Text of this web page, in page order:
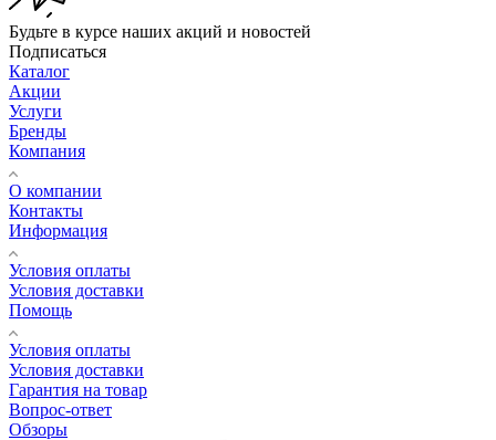
Будьте в курсе наших акций и новостей
Подписаться
Каталог
Акции
Услуги
Бренды
Компания
О компании
Контакты
Информация
Условия оплаты
Условия доставки
Помощь
Условия оплаты
Условия доставки
Гарантия на товар
Вопрос-ответ
Обзоры